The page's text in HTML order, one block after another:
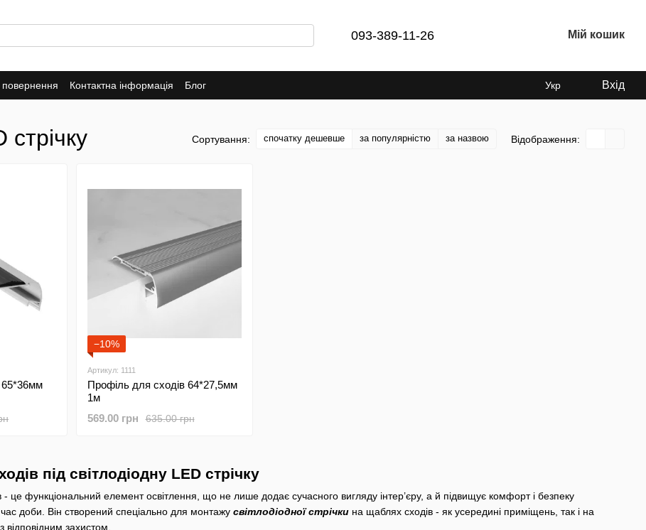
093-389-11-26 Мій кошик
Контактна інформація Блог Укр Вхід
Сортування: спочатку дешевше за популярністю за назвою Відображення:
під світлодіодну LED стрічку
- це функціональний елемент освітлення, що не лише додає сучасного вигляду інтер’єру, а й підвищує комфорт і безпеку
доби. Він створений спеціально для монтажу світлодіодної стрічки на щаблях сходів - як усередині приміщень, так і на
відповідним захистом.
65*36мм
−10%
Артикул: 1111
Профіль для сходів 64*27,5мм
1м
635.00 грн
569.00 грн